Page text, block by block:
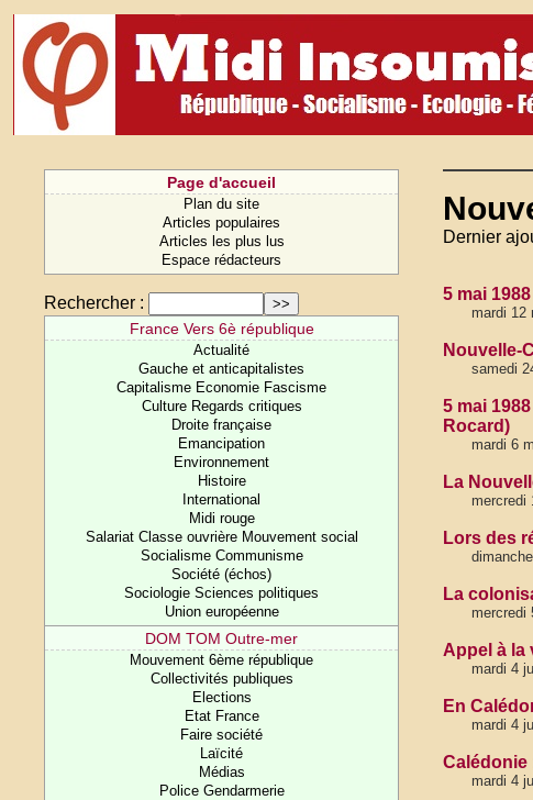
Page d'accueil
Plan du site
Articles populaires
Articles les plus lus
Espace rédacteurs
Rechercher :
France Vers 6è république
Actualité
Gauche et anticapitalistes
Capitalisme Economie Fascisme
Culture Regards critiques
Droite française
Emancipation
Environnement
Histoire
International
Midi rouge
Salariat Classe ouvrière Mouvement social
Socialisme Communisme
Société (échos)
Sociologie Sciences politiques
Union européenne
DOM TOM Outre-mer
Mouvement 6ème république
Collectivités publiques
Elections
Etat France
Faire société
Laïcité
Médias
Police Gendarmerie
Dernier
5 mai
mardi 12
Nouvelle-
samedi
5 mai
Rocard)
mardi 6
La
mercredi
Lors des
La
mercredi
Appel à la
mardi 4
En
mardi 4
Calédonie
mardi 4